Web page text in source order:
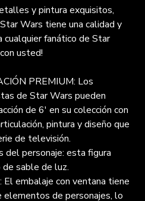
y pintura exquisitos,
Wars tiene una calidad y
cualquier fanático de Star
usted!
PREMIUM: Los
de Star Wars pueden
de 6' en su colección con
pintura y diseño que
de televisión.
del personaje: esta figura
de sable de luz.
El embalaje con ventana tiene
elementos de personajes, lo